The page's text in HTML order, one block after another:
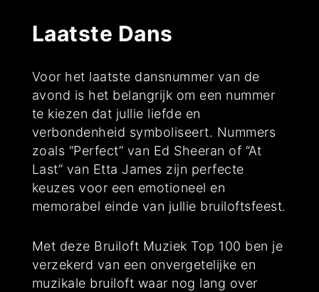
Laatste Dans
Voor het laatste dansnummer van de
avond is het belangrijk om een nummer
te kiezen dat jullie liefde en
verbondenheid symboliseert. Nummers
zoals “Perfect” van Ed Sheeran of “At
Last” van Etta James zijn perfecte
keuzes voor een emotioneel en
memorabel einde van jullie bruiloftsfeest.
Met deze Bruiloft Muziek Top 100 ben je
verzekerd van een onvergetelijke en
muzikale bruiloft waar nog lang over